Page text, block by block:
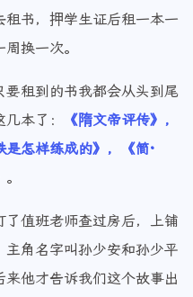
书，押学生证后租一本一
换一次。
租到的书我都会从头到尾
本了：
《隋文帝评传》，
怎样练成的》，《简·
。
值班老师查过房后，上铺
角名字叫孙少安和孙少平
他才告诉我们这个故事出